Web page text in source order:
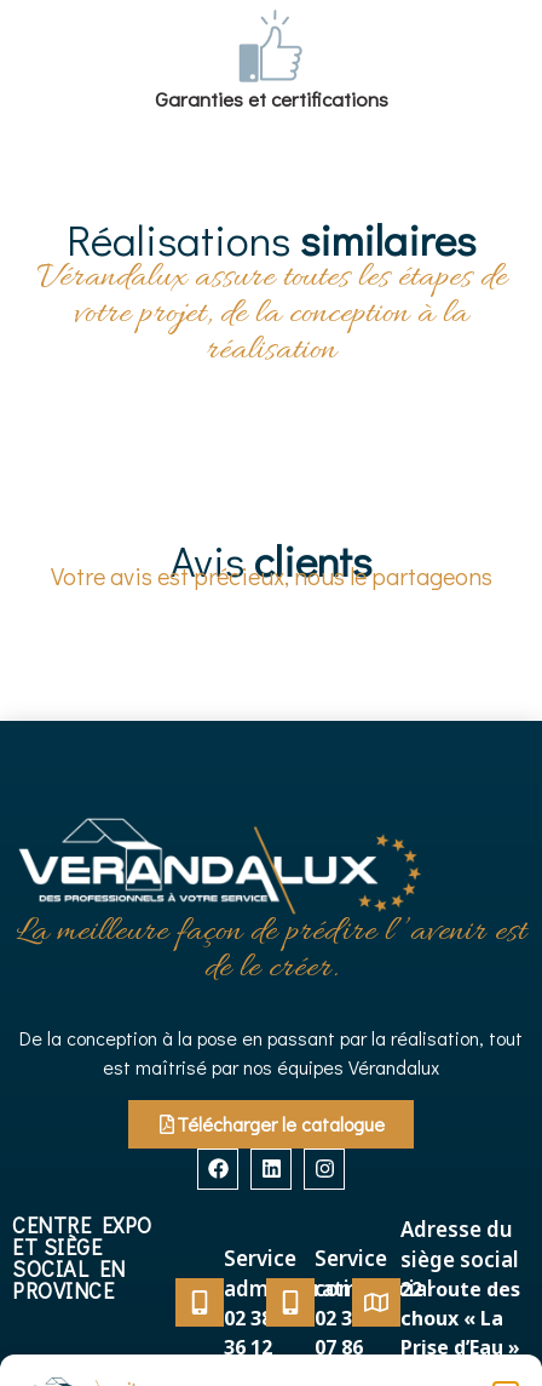
Garanties et certifications
Réalisations similaires
Vérandalux assure toutes les étapes de
votre projet, de la conception à la
réalisation
Avisclients
Votre avis est précieux, nous le partageons
La meilleure façon de prédire l’’avenir est
de le créer.
De la conception à la pose en passant par la réalisation, tout
est maîtrisé par nos équipes Vérandalux
Télécharger le catalogue
CENTRE EXPO
ET SIÈGE
SOCIAL EN
PROVINCE
Service
administratif
02 38 38
36 12
Service
commercial
02 38 38
07 86
Adresse du
siège social
22 route des
choux « La
Prise d’Eau »
45500 GIEN